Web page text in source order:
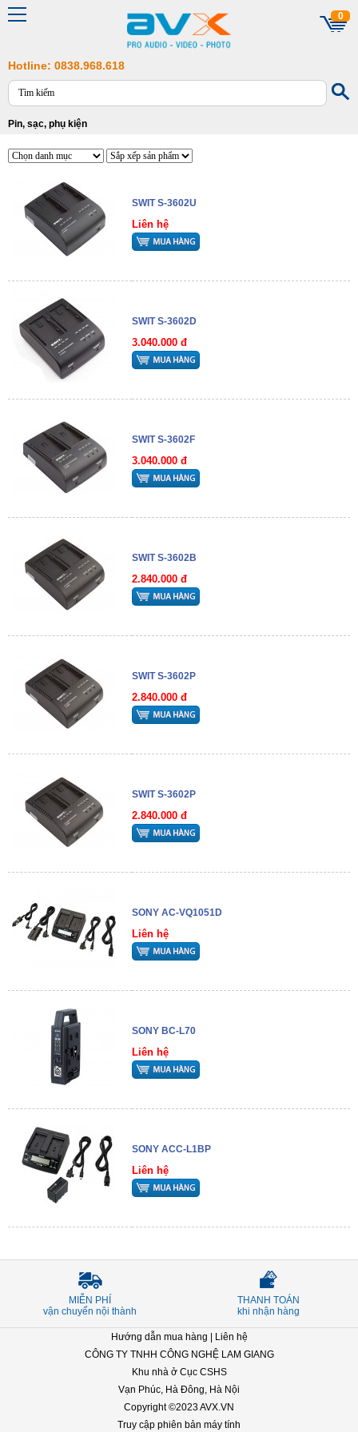
0
Hotline: 0838.968.618
Pin, sạc, phụ kiện
SWIT S-3602U
Liên hệ
SWIT S-3602D
3.040.000 đ
SWIT S-3602F
3.040.000 đ
SWIT S-3602B
2.840.000 đ
SWIT S-3602P
2.840.000 đ
SWIT S-3602P
2.840.000 đ
SONY AC-VQ1051D
Liên hệ
SONY BC-L70
Liên hệ
SONY ACC-L1BP
Liên hệ
MIỄN PHÍ
vận chuyển nội thành
THANH TOÁN
khi nhận hàng
Hướng dẫn mua hàng
Liên hệ
CÔNG TY TNHH CÔNG NGHỆ LAM GIANG
Khu nhà ở Cục CSHS
Vạn Phúc, Hà Đông, Hà Nội
Copyright ©2023 AVX.VN
Truy cập phiên bản máy tính